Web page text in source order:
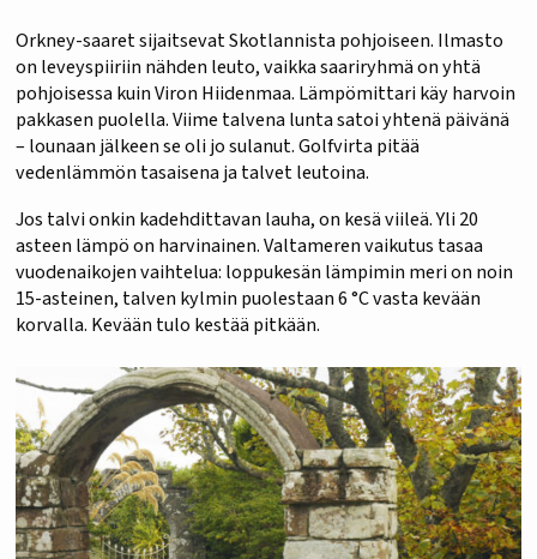
Orkney-saaret sijaitsevat Skotlannista pohjoiseen. Ilmasto
on leveyspiiriin nähden leuto, vaikka saariryhmä on yhtä
pohjoisessa kuin Viron Hiidenmaa. Lämpömittari käy harvoin
pakkasen puolella. Viime talvena lunta satoi yhtenä päivänä
– lounaan jälkeen se oli jo sulanut. Golfvirta pitää
vedenlämmön tasaisena ja talvet leutoina.
Jos talvi onkin kadehdittavan lauha, on kesä viileä. Yli 20
asteen lämpö on harvinainen. Valtameren vaikutus tasaa
vuodenaikojen vaihtelua: loppukesän lämpimin meri on noin
15-asteinen, talven kylmin puolestaan 6 °C vasta kevään
korvalla. Kevään tulo kestää pitkään.